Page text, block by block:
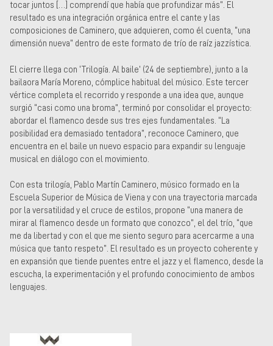
tocar juntos […] comprendí que había que profundizar más”. El
resultado es una integración orgánica entre el cante y las
composiciones de Caminero, que adquieren, como él cuenta, “una
dimensión nueva” dentro de este formato de trío de raíz jazzística.
El cierre llega con ‘Trilogía. Al baile’ (24 de septiembre), junto a la
bailaora María Moreno, cómplice habitual del músico. Este tercer
vértice completa el recorrido y responde a una idea que, aunque
surgió “casi como una broma”, terminó por consolidar el proyecto:
abordar el flamenco desde sus tres ejes fundamentales. “La
posibilidad era demasiado tentadora”, reconoce Caminero, que
encuentra en el baile un nuevo espacio para expandir su lenguaje
musical en diálogo con el movimiento.
Con esta trilogía, Pablo Martín Caminero, músico formado en la
Escuela Superior de Música de Viena y con una trayectoria marcada
por la versatilidad y el cruce de estilos, propone “una manera de
mirar al flamenco desde un formato que conozco”, el del trío, “que
me da libertad y con el que me siento seguro para acercarme a una
música que tanto respeto”. El resultado es un proyecto coherente y
en expansión que tiende puentes entre el jazz y el flamenco, desde la
escucha, la experimentación y el profundo conocimiento de ambos
lenguajes.